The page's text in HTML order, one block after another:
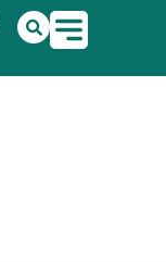
S
e
a
c